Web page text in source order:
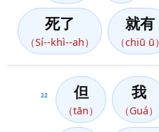
死了
（Sí--khì--ah）
就有
（chiū ū）
22 但
（tān）
我
（Guá）